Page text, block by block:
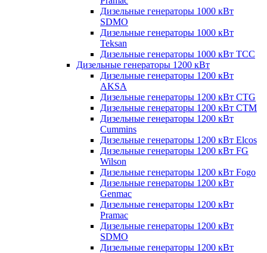
Дизельные генераторы 1000 кВт
SDMO
Дизельные генераторы 1000 кВт
Teksan
Дизельные генераторы 1000 кВт ТСС
Дизельные генераторы 1200 кВт
Дизельные генераторы 1200 кВт
AKSA
Дизельные генераторы 1200 кВт CTG
Дизельные генераторы 1200 кВт CTM
Дизельные генераторы 1200 кВт
Cummins
Дизельные генераторы 1200 кВт Elcos
Дизельные генераторы 1200 кВт FG
Wilson
Дизельные генераторы 1200 кВт Fogo
Дизельные генераторы 1200 кВт
Genmac
Дизельные генераторы 1200 кВт
Pramac
Дизельные генераторы 1200 кВт
SDMO
Дизельные генераторы 1200 кВт